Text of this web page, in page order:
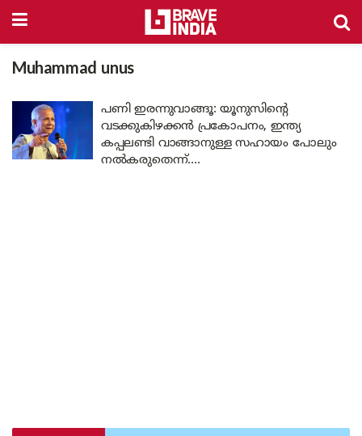
Muhammad unus
പണി ഇരന്നുവാങ്ങൂ: യൂനുസിന്റെ
വടക്കുകിഴക്കന്‍ പ്രകോപനം, ഇന്ത്യ
കപ്പലണ്ടി വാങ്ങാനുള്ള സഹായം പോലും
നൽകരുതെന്ന്….